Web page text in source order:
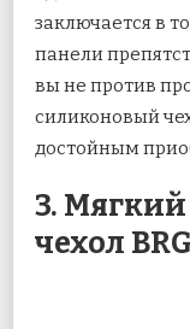
заключается в
панели
вы не против
силиконовый
достойным
3.
чехол BRG